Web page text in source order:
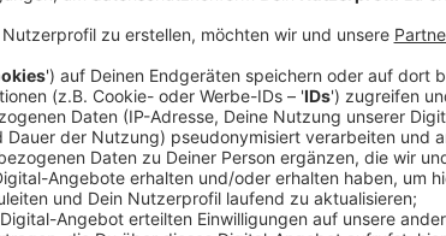
Der Tag im Kreis Mettmann (29.11.2024)
Anzeige